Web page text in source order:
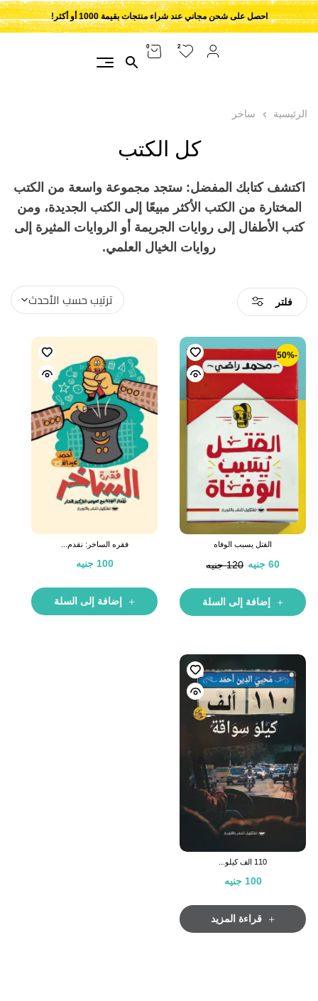
احصل على شحن مجاني عند شراء منتجات بقيمة 1000 أو أكثر!
2
0
الرئيسية ساخر
كل الكتب
اكتشف كتابك المفضل: ستجد مجموعة واسعة من الكتب
المختارة من الكتب الأكثر مبيعًا إلى الكتب الجديدة، ومن
كتب الأطفال إلى روايات الجريمة أو الروايات المثيرة إلى
روايات الخيال العلمي.
فلتر
-50%
القتل يسبب الوفاه
120 جنيه 60 جنيه
إضافة إلى السلة
فقره الساخر: نقدم...
100 جنيه
إضافة إلى السلة
110 الف كيلو...
100 جنيه
قراءة المزيد